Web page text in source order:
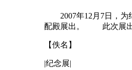
2007年12月7日，为
配殿展出。 此次展出
【佚名】
|纪念展|